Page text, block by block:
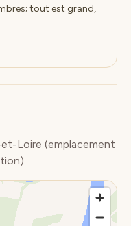
tout est grand,
Loire (emplacement